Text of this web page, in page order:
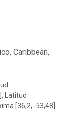
Caribbean,
Latitud
[36,2, -63,48]